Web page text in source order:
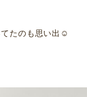
てたのも思い出☺︎